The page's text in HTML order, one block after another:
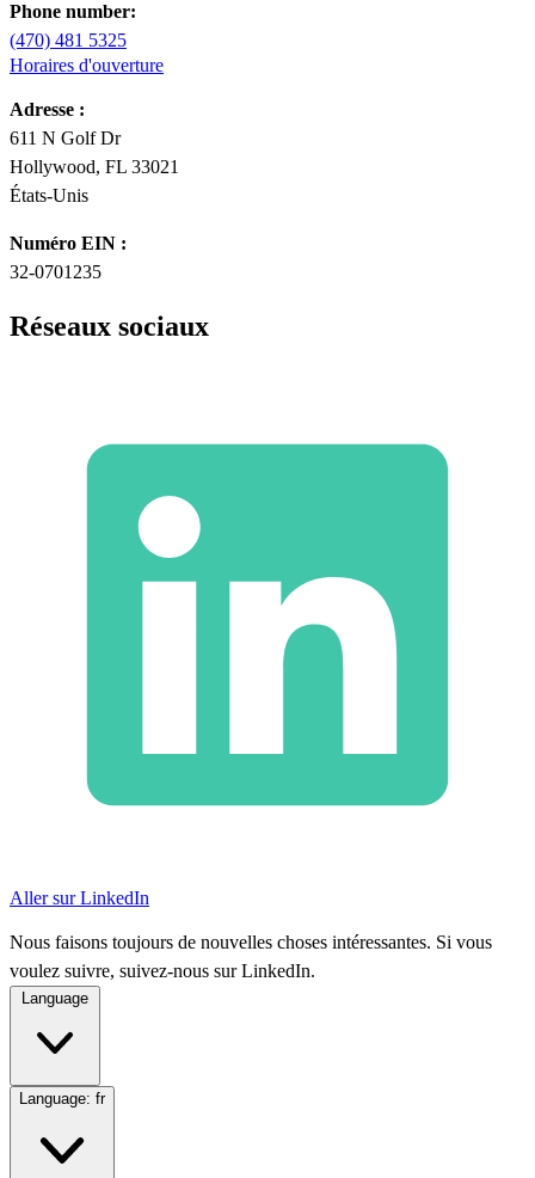
Phone number:
(470) 481 5325
Horaires d'ouverture
Adresse :
611 N Golf Dr
Hollywood, FL 33021
États-Unis
Numéro EIN :
32-0701235
Réseaux sociaux
Aller sur LinkedIn
Nous faisons toujours de nouvelles choses intéressantes. Si vous
voulez suivre, suivez-nous sur LinkedIn.
Language: fr